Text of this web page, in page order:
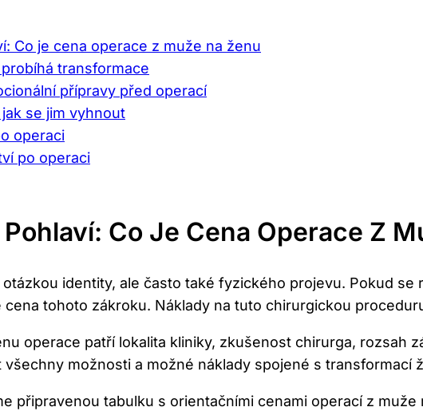
Co je cena operace z muže na ženu
transformace
přípravy před operací
se jim vyhnout
operaci
po operaci
Co Je Cena Operace Z
identity, ale často také fyzického projevu. Pokud
cena tohoto zákroku. Náklady na tuto chirurgickou
operace patří lokalita kliniky, zkušenost chirurga, rozsah
možnosti a možné náklady spojené s transformací
připravenou tabulku s orientačními cenami operací z